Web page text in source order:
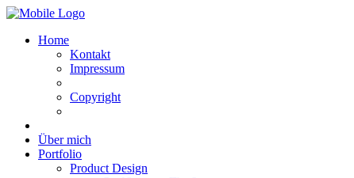
Home
Kontakt
Impressum
Copyright
Über mich
Portfolio
Product Design